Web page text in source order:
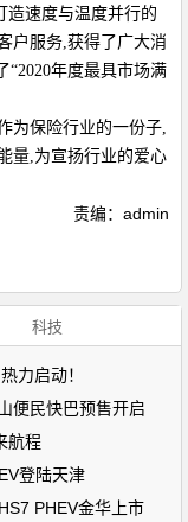
造速度与温度并行的
户服务,获得了广大消
“2020年度最具市场满
为保险行业的一份子,
量,为宣扬行业的爱心
责编：admin
科技
力启动！
便民快巴预售开启
航程
登陆天津
PHEV金华上市